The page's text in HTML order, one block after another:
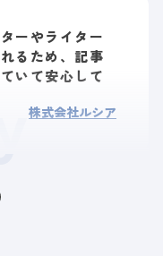
ーやライター
るため、記事
いて安心して
株式会社ルシア